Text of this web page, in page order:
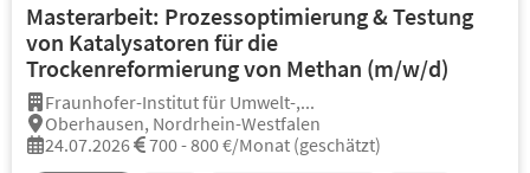
Masterarbeit: Prozessoptimierung & Testung
von Katalysatoren für die
Trockenreformierung von Methan (m/w/d)
Fraunhofer-Institut für Umwelt-,...
Oberhausen, Nordrhein-Westfalen
24.07.2026
700 - 800 €/Monat (geschätzt)